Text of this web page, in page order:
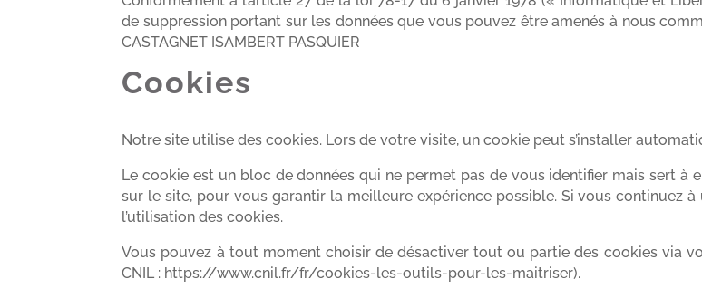
de suppression portant sur les données que vous pouvez être amenés à nous
CASTAGNET ISAMBERT PASQUIER
Cookies
Notre site utilise des cookies. Lors de votre visite, un cookie peut s’installer
Le cookie est un bloc de données qui ne permet pas de vous identifier mais sert
sur le site, pour vous garantir la meilleure expérience possible. Si vous continuez
l’utilisation des cookies.
Vous pouvez à tout moment choisir de désactiver tout ou partie des cookies via
CNIL : https://www.cnil.fr/fr/cookies-les-outils-pour-les-maitriser).